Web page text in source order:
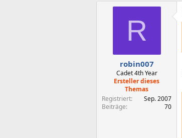
R
robin007
Cadet 4th Year
Ersteller dieses
Themas
Registriert
Sep. 2007
Beiträge
70